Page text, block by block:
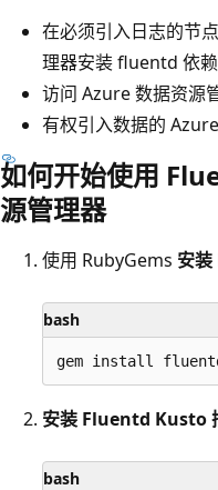
在必须引入日志的节
理器安装 fluentd 依
访问 Azure 数据资源
有权引入数据的
如何开始使用
源管理器
使用 RubyGems 安
bash
安装 Fluentd Kusto
bash